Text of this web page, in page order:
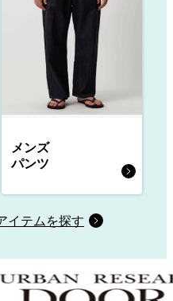
メンズ
パンツ
イテムを探す